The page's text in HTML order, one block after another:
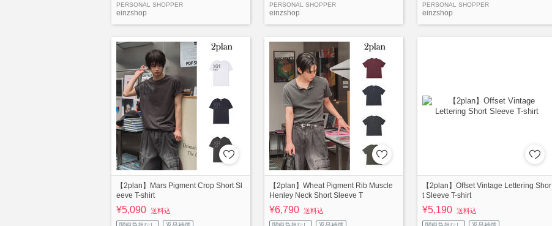
PERSONAL SHOPPER
einzshop
PERSONAL SHOPPER
einzshop
PERSONAL SHOPPER
einzshop
【2plan】Mars Pigment Crop Short Sl
eeve T-shirt
¥5,090 送料込
【2plan】Wheat Pigment Rib Muscle
Henley Neck Short Sleeve T
¥6,790 送料込
【2plan】Offset Vintage Lettering Shor
t Sleeve T-shirt
¥5,190 送料込